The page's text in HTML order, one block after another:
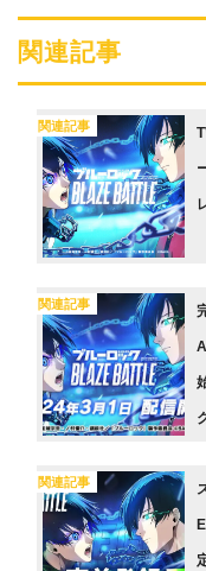
関連記事
関連記事
関連記事
関連記事